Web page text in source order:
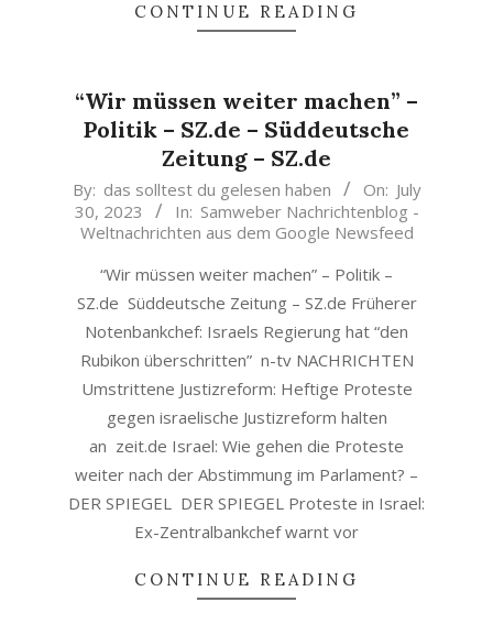
CONTINUE READING
“Wir müssen weiter machen” –
Politik – SZ.de – Süddeutsche
Zeitung – SZ.de
2023-
07-
30
By: das solltest du gelesen haben On: July
30, 2023
In: Samweber Nachrichtenblog -
Weltnachrichten aus dem Google Newsfeed
“Wir müssen weiter machen” – Politik –
SZ.de Süddeutsche Zeitung – SZ.de Früherer
Notenbankchef: Israels Regierung hat “den
Rubikon überschritten” n-tv NACHRICHTEN
Umstrittene Justizreform: Heftige Proteste
gegen israelische Justizreform halten
an zeit.de Israel: Wie gehen die Proteste
weiter nach der Abstimmung im Parlament? –
DER SPIEGEL DER SPIEGEL Proteste in Israel:
Ex-Zentralbankchef warnt vor
CONTINUE READING